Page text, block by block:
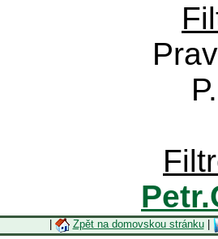
Zpět na domovskou stránku|